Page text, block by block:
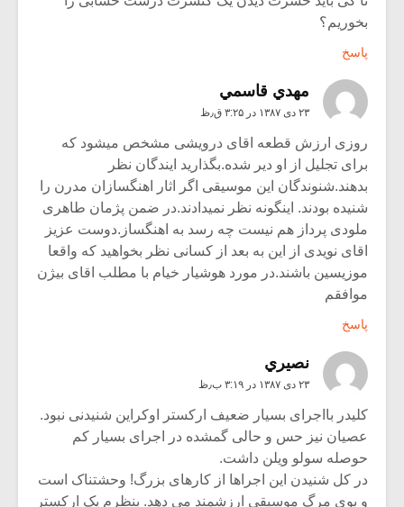
بخوریم؟
پاسخ
مهدي قاسمي
۲۳ دی ۱۳۸۷ در ۳:۲۵ ق٫ظ
روزی ارزش قطعه اقای درویشی مشخص میشود که
برای تجلیل از او دیر شده.بگذارید ایندگان نظر
بدهند.شنوندگان این موسیقی اگر اثار اهنگسازان مدرن را
شنیده بودند. اینگونه نظر نمیدادند.در ضمن پژمان طاهری
ملودی پرداز هم نیست چه رسد به اهنگساز.دوست عزیز
اقای نویدی از این به بعد از کسانی نظر بخواهید که واقعا
موزیسین باشند.در مورد هوشیار خیام با مطلب اقای بیژن
موافقم
پاسخ
نصيري
۲۳ دی ۱۳۸۷ در ۳:۱۹ ب٫ظ
کلیدر بااجرای بسیار ضعیف ارکستر اوکراین شنیدنی نبود.
عصیان نیز حس و حالی گمشده در اجرای بسیار کم
حوصله سولو ویلن داشت.
در کل شنیدن این اجراها از کارهای بزرگ! وحشتناک است
و بوی مرگ موسیقی ارزشمند می دهد. بنظرم یک ارکستر